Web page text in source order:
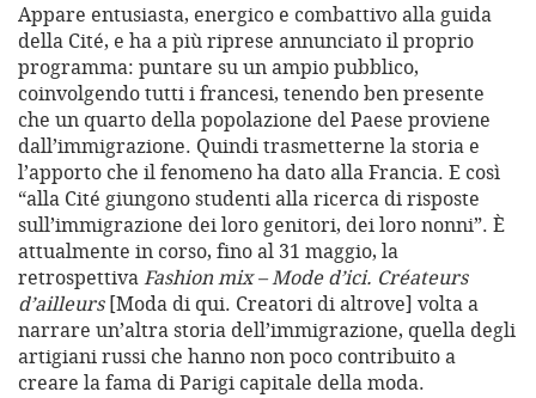
Appare entusiasta, energico e combattivo alla guida
della Cité, e ha a più riprese annunciato il proprio
programma: puntare su un ampio pubblico,
coinvolgendo tutti i francesi, tenendo ben presente
che un quarto della popolazione del Paese proviene
dall’immigrazione. Quindi trasmetterne la storia e
l’apporto che il fenomeno ha dato alla Francia. E così
“alla Cité giungono studenti alla ricerca di risposte
sull’immigrazione dei loro genitori, dei loro nonni”. È
attualmente in corso, fino al 31 maggio, la
retrospettivaFashion mix – Mode d’ici. Créateurs
d’ailleurs[Moda di qui. Creatori di altrove] volta a
narrare un’altra storia dell’immigrazione, quella degli
artigiani russi che hanno non poco contribuito a
creare la fama di Parigi capitale della moda.